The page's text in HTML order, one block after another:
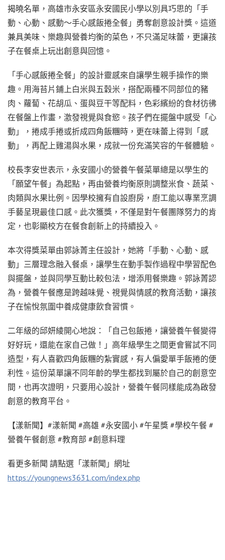
揭曉名單，高雄市永安區永安國民小學以別具巧思的「手
動、心動、感動～手心感飯捲全餐」勇奪創意設計獎。這道
兼具美味、樂趣與營養均衡的菜色，不只滿足味蕾，更讓孩
子在餐桌上玩出創意與回憶。
「手心感飯捲全餐」的設計靈感來自讓學生親手操作的樂
趣。用海苔片鋪上白米與五穀米，搭配兩種不同部位的豬
肉、蘿蔔、花胡瓜、蛋與豆干等配料，色彩繽紛的食材彷彿
在餐盤上作畫，激發視覺與食慾。孩子們在擺盤中感受「心
動」，捲成手捲或折成四角飯糰時，更在味蕾上得到「感
動」，再配上雞湯與水果，成就一份充滿笑容的午餐體驗。
校長李安世表示，永安國小的營養午餐菜單總是以學生的
「願望午餐」為起點，再由營養均衡原則調整米食、蔬菜、
肉類與水果比例。因學校擁有自設廚房，廚工能以專業烹調
手藝呈現最佳口感。此次獲獎，不僅是對午餐團隊努力的肯
定，也彰顯校方在餐食創新上的持續投入。
本次得獎菜單由郭詠菁主任設計，她將「手動、心動、感
動」三層理念融入餐桌，讓學生在動手製作過程中學習配色
與擺盤，並與同學互動比較包法，增添用餐樂趣。郭詠菁認
為，營養午餐應是跨越味覺、視覺與情感的教育活動，讓孩
子在愉悅氛圍中養成健康飲食習慣。
二年級的邱妍綾開心地說：「自己包飯捲，讓營養午餐變得
好好玩，還能在家自己做！」高年級學生之間更會嘗試不同
造型，有人喜歡四角飯糰的紮實感，有人偏愛單手飯捲的便
利性。這份菜單讓不同年齡的學生都找到屬於自己的創意空
間，也再次證明，只要用心設計，營養午餐同樣能成為啟發
創意的教育平台。
【漾新聞】#漾新聞 #高雄 #永安國小 #午星獎 #學校午餐 #
營養午餐創意 #教育部 #創意料理
看更多新聞 請點選「漾新聞」網址
https://youngnews3631.com/index.php